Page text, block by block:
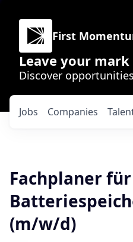
First
Leave your
Discover
Jobs Companies
Fachplaner für
(m/w/d)